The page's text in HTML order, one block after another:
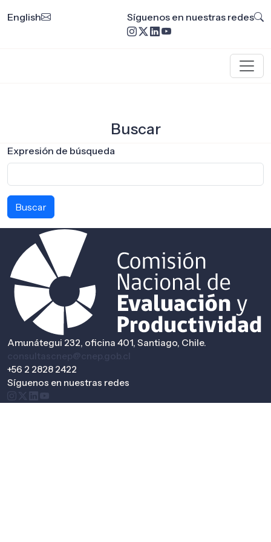
English Síguenos en nuestras redes
Buscar
Expresión de búsqueda
Buscar
Amunátegui 232, oficina 401, Santiago, Chile.
consultascnep@cnep.gob.cl
+56 2 2828 2422
Síguenos en nuestras redes